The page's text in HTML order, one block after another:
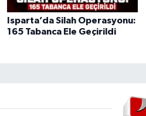
Isparta’da Silah Operasyonu:
165 Tabanca Ele Geçirildi